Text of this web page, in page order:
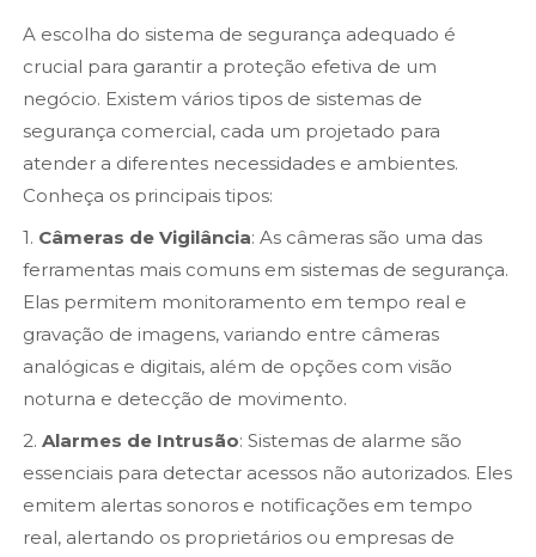
A escolha do sistema de segurança adequado é
crucial para garantir a proteção efetiva de um
negócio. Existem vários tipos de sistemas de
segurança comercial, cada um projetado para
atender a diferentes necessidades e ambientes.
Conheça os principais tipos:
1. Câmeras de Vigilância: As câmeras são uma das
ferramentas mais comuns em sistemas de segurança.
Elas permitem monitoramento em tempo real e
gravação de imagens, variando entre câmeras
analógicas e digitais, além de opções com visão
noturna e detecção de movimento.
2.Alarmes de Intrusão: Sistemas de alarme são
essenciais para detectar acessos não autorizados. Eles
emitem alertas sonoros e notificações em tempo
real, alertando os proprietários ou empresas de